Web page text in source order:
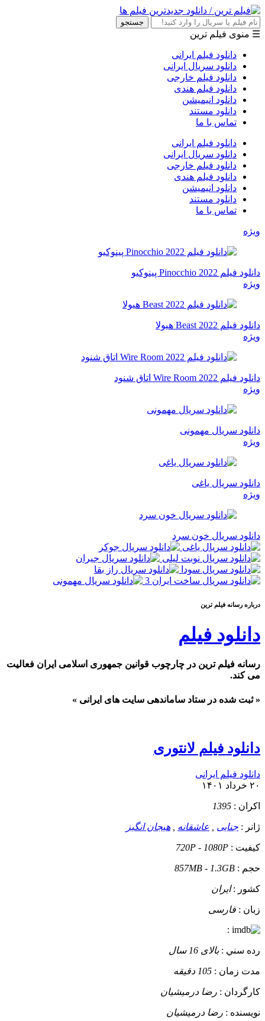
جستجو
☰ منوی فیلم ترین
دانلود فیلم ایرانی
دانلود سریال ایرانی
دانلود فیلم خارجی
دانلود فیلم هندی
دانلود انیمیشن
دانلود مستند
تماس با ما
دانلود فیلم ایرانی
دانلود سریال ایرانی
دانلود فیلم خارجی
دانلود فیلم هندی
دانلود انیمیشن
دانلود مستند
تماس با ما
ویژه
دانلود فیلم Pinocchio 2022 پینوکیو
ویژه
دانلود فیلم Beast 2022 هیولا
ویژه
دانلود فیلم Wire Room 2022 اتاق شنود
ویژه
دانلود سریال مهمونی
ویژه
دانلود سریال یاغی
ویژه
دانلود سریال خون سرد
درباره رسانه فيلم ترين
دانلود فیلم
رسانه فیلم ترین در چارچوب قوانین جمهوری اسلامی ایران فعالیت
می کند.
« ثبت شده در ستاد ساماندهی سایت های ایرانی »
دانلود فیلم لانتوری
دانلود فیلم ایرانی
۲۰ خرداد ۱۴۰۱
اکران : 1395
ژانر : جنایی عاشقانه هیجان انگیز
کيفيت : 720P - 1080P
حجم : 857MB - 1.3GB
کشور :ایران
زبان : فارسی
:
رده سني :بالای 16 سال
مدت زمان : 105 دقیقه
کارگردان : رضا درمیشیان
نويسنده : رضا درمیشیان